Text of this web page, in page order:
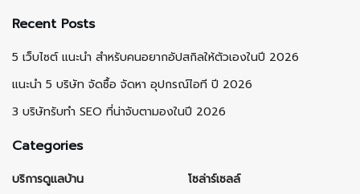
Recent Posts
5 เว็บไซต์ แนะนำ สำหรับคนอยากอัปสกิลให้ตัวเองในปี 2026
แนะนำ 5 บริษัท จัดซื้อ จัดหา อุปกรณ์ไอที ปี 2026
3 บริษัทรับทำ SEO ที่น่าจับตามองในปี 2026
Categories
บริการดูแลบ้าน
โซล่าร์เซลล์